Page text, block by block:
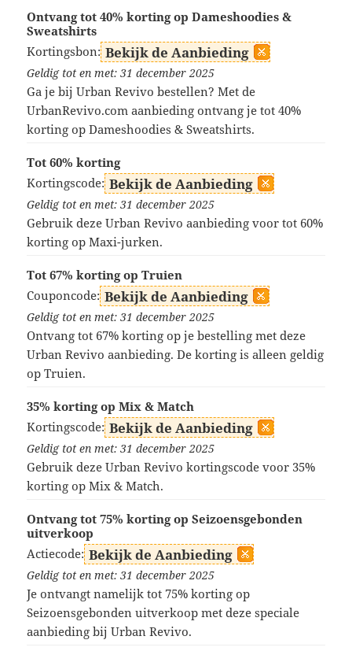
Ontvang tot 40% korting op Dameshoodies &
Sweatshirts
Kortingsbon: Bekijk de Aanbieding
Geldig tot en met: 31 december 2025
Ga je bij Urban Revivo bestellen? Met de
UrbanRevivo.com aanbieding ontvang je tot 40%
korting op Dameshoodies & Sweatshirts.
Tot 60% korting
Kortingscode: Bekijk de Aanbieding
Geldig tot en met: 31 december 2025
Gebruik deze Urban Revivo aanbieding voor tot 60%
korting op Maxi-jurken.
Tot 67% korting op Truien
Couponcode: Bekijk de Aanbieding
Geldig tot en met: 31 december 2025
Ontvang tot 67% korting op je bestelling met deze
Urban Revivo aanbieding. De korting is alleen geldig
op Truien.
35% korting op Mix & Match
Kortingscode: Bekijk de Aanbieding
Geldig tot en met: 31 december 2025
Gebruik deze Urban Revivo kortingscode voor 35%
korting op Mix & Match.
Ontvang tot 75% korting op Seizoensgebonden
uitverkoop
Actiecode: Bekijk de Aanbieding
Geldig tot en met: 31 december 2025
Je ontvangt namelijk tot 75% korting op
Seizoensgebonden uitverkoop met deze speciale
aanbieding bij Urban Revivo.